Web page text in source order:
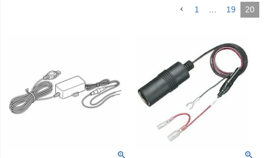
1 19 20